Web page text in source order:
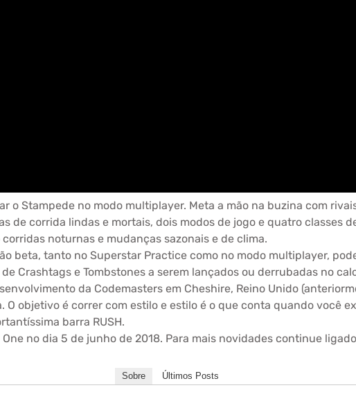
o Stampede no modo multiplayer. Meta a mão na buzina com
de corrida lindas e mortais, dois modos de jogo e quatro classes
noturnas e mudanças sazonais e de clima.
beta, tanto no Superstar Practice como no modo multiplayer,
Crashtags e Tombstones a serem lançados ou derrubadas no
da Codemasters em Cheshire, Reino Unido
O objetivo é correr com estilo e estilo é o que conta quando você
barra RUSH.
no dia 5 de junho de 2018. Para mais novidades continue
Sobre Últimos Posts